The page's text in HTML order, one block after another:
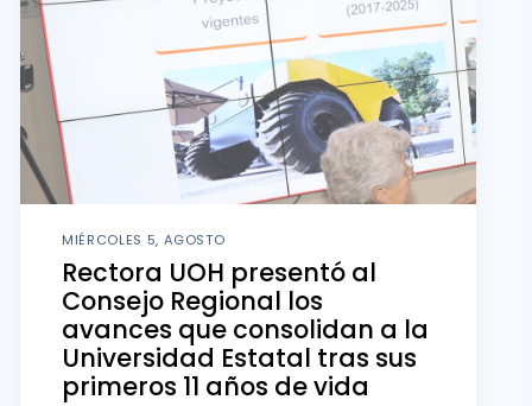
MIÉRCOLES 5, AGOSTO
Rectora UOH presentó al
Consejo Regional los
avances que consolidan a la
Universidad Estatal tras sus
primeros 11 años de vida